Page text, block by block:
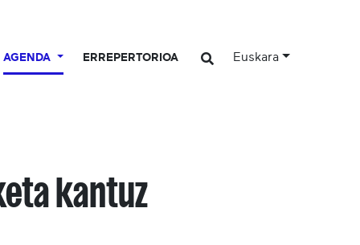
AGENDA ERREPERTORIOA Euskara
kantuz